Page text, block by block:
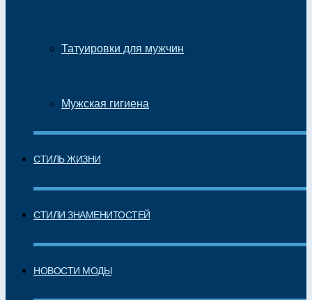
Татуировки для мужчин
Мужская гигиена
СТИЛЬ ЖИЗНИ
СТИЛИ ЗНАМЕНИТОСТЕЙ
НОВОСТИ МОДЫ